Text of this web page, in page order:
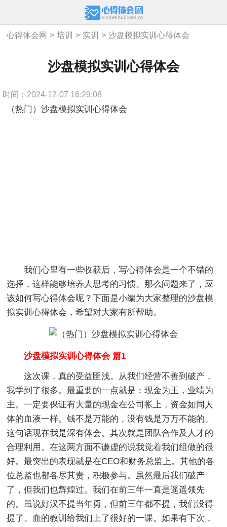
心得体会网 > 培训 > 实训 > 沙盘模拟实训心得体会
沙盘模拟实训心得体会
时间：2024-12-07 16:29:08
（热门）沙盘模拟实训心得体会
我们心里有一些收获后，写心得体会是一个不错的
选择，这样能够培养人思考的习惯。那么问题来了，应
该如何写心得体会呢？下面是小编为大家整理的沙盘模
拟实训心得体会，希望对大家有所帮助。
沙盘模拟实训心得体会 篇1
这次课，真的受益匪浅。从我们经营不善到破产，
我学到了很多。最重要的一点就是：现金为王，业绩为
主。一定要保证有大量的现金在公司帐上，资金如同人
体的血液一样。钱不是万能的，没有钱是万万不能的。
这句话现在我是深有体会。其次就是团队合作及人才的
合理利用。在这两方面不谦虚的说我觉着我们组做的很
好。最突出的表现就是在CEO和财务总监上。其他的各
位总监也都各尽其责，积极参与。虽然最后我们破产
了，但我们也辉煌过。我们在前三年一直是遥遥领先
的。虽说好汉不提当年勇，但前三年都不提，我们没得
提了。血的教训给我们上了很好的一课。如果有下次，